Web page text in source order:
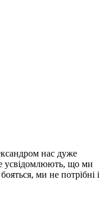
нас дуже
усвідомлюють, що ми
ми не потрібні і